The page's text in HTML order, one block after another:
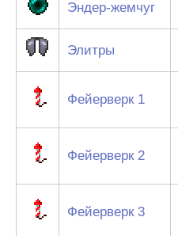
Эндер-жемчуг
Элитры
Фейерверк 1
Фейерверк 2
Фейерверк 3